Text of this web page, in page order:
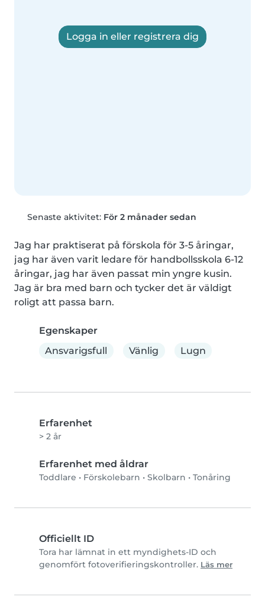
Logga in eller registrera dig
Senaste aktivitet: För 2 månader sedan
Jag har praktiserat på förskola för 3-5 åringar,
jag har även varit ledare för handbollsskola 6-12
åringar, jag har även passat min yngre kusin.
Jag är bra med barn och tycker det är väldigt
roligt att passa barn.
Egenskaper
Ansvarigsfull
Vänlig Lugn
Erfarenhet
> 2 år
Erfarenhet med åldrar
Toddlare • Förskolebarn • Skolbarn • Tonåring
Officiellt ID
Tora har lämnat in ett myndighets-ID och
genomfört fotoverifieringskontroller. Läs mer